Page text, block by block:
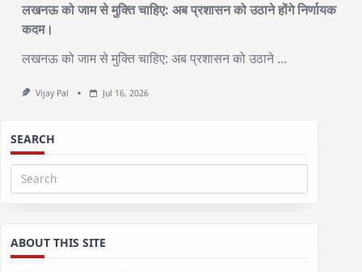
लखनऊ को जाम से मुक्ति चाहिए: अब प्रशासन को उठाने होंगे निर्णायक
कदम।
लखनऊ को जाम से मुक्ति चाहिए: अब प्रशासन को उठाने ...
Vijay Pal Jul 16, 2026
SEARCH
Search
ABOUT THIS SITE